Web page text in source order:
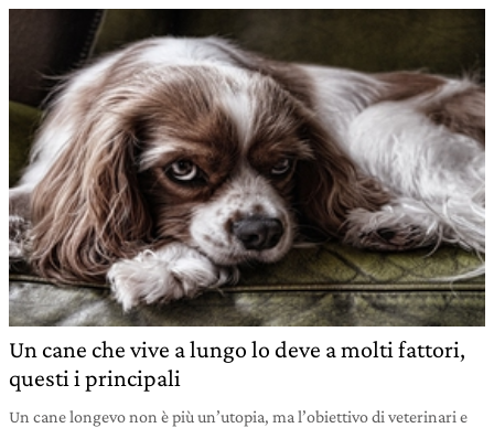
Un cane che vive a lungo lo deve a molti fattori,
questi i principali
Un cane longevo non è più un’utopia, ma l’obiettivo di veterinari e